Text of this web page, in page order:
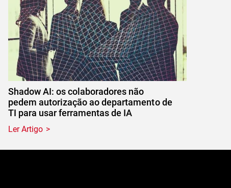
Shadow AI: os colaboradores não
pedem autorização ao departamento de
TI para usar ferramentas de IA
Ler Artigo